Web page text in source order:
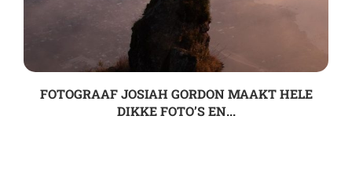
FOTOGRAAF JOSIAH GORDON MAAKT HELE
DIKKE FOTO’S EN...